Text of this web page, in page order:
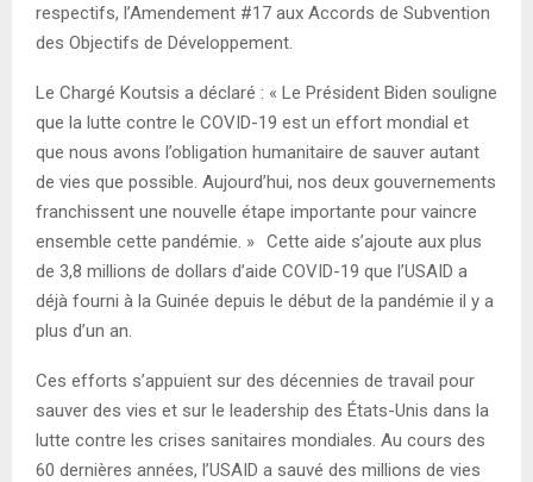
respectifs, l’Amendement #17 aux Accords de Subvention
des Objectifs de Développement.
Le Chargé Koutsis a déclaré : « Le Président Biden souligne
que la lutte contre le COVID-19 est un effort mondial et
que nous avons l’obligation humanitaire de sauver autant
de vies que possible. Aujourd’hui, nos deux gouvernements
franchissent une nouvelle étape importante pour vaincre
ensemble cette pandémie. » Cette aide s’ajoute aux plus
de 3,8 millions de dollars d’aide COVID-19 que l’USAID a
déjà fourni à la Guinée depuis le début de la pandémie il y a
plus d’un an.
Ces efforts s’appuient sur des décennies de travail pour
sauver des vies et sur le leadership des États-Unis dans la
lutte contre les crises sanitaires mondiales. Au cours des
60 dernières années, l’USAID a sauvé des millions de vies